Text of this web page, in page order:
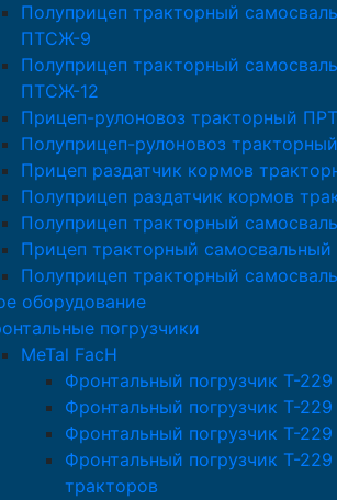
Полуприцеп тракторный
ПТСЖ-9
Полуприцеп тракторный
ПТСЖ-12
Прицеп-рулоновоз тракторный
Полуприцеп-рулоновоз
Прицеп раздатчик кормов
Полуприцеп раздатчик кормов
Полуприцеп тракторный
Прицеп тракторный
Полуприцеп тракторный
оборудование
погрузчики
MeTal FacH
Фронтальный погрузчик T-
Фронтальный погрузчик T-229
Фронтальный погрузчик T-
Фронтальный погрузчик T-
тракторов